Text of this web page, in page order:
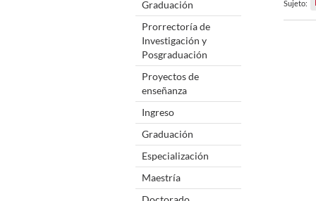
Graduación
Prorrectoría de
Investigación y
Posgraduación
Proyectos de
enseñanza
Ingreso
Graduación
Especialización
Maestría
Sujeto: